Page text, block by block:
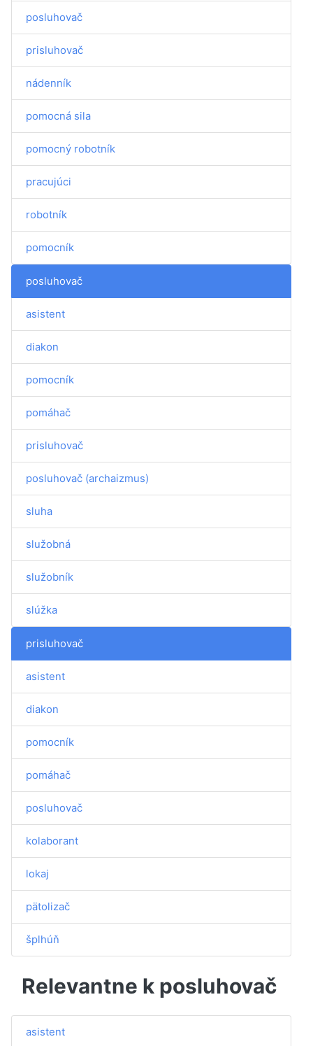
posluhovač
prisluhovač
nádenník
pomocná sila
pomocný robotník
pracujúci
robotník
pomocník
posluhovač
asistent
diakon
pomocník
pomáhač
prisluhovač
posluhovač (archaizmus)
sluha
služobná
služobník
slúžka
prisluhovač
asistent
diakon
pomocník
pomáhač
posluhovač
kolaborant
lokaj
pätolizač
šplhúň
Relevantne k posluhovač
asistent